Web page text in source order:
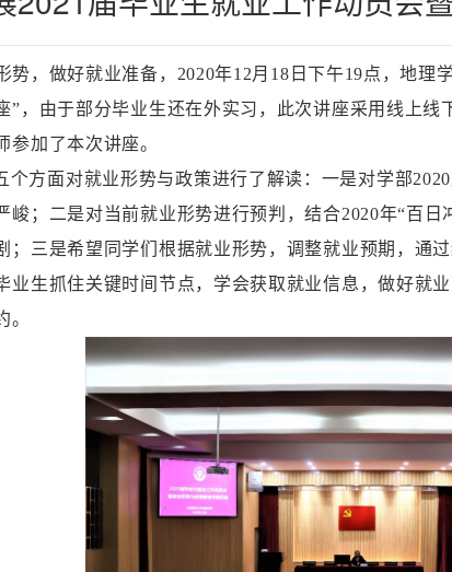
势，做好就业准备，2020年12月18日下午19点，地
”，由于部分毕业生还在外实习，此次讲座采用线上线
参加了本次讲座。
个方面对就业形势与政策进行了解读：一是对学部
峻；二是对当前就业形势进行预判，结合2020年“百
；三是希望同学们根据就业形势，调整就业预期，通
业生抓住关键时间节点，学会获取就业信息，做好就
。